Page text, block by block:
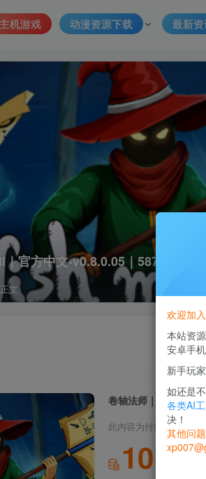
主机游戏 动漫资源下载 最新
官方中文-v0.8.0.05｜587M｜免安
正文
卷轴法师｜Wish Me
此内容为付费资源，请
10
欢迎加
本站资
安卓手
新手玩
如还是
各类AI
决！
其他问